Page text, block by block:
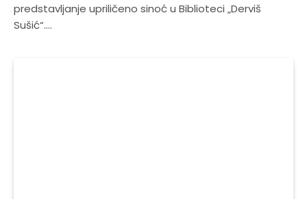
predstavljanje upriličeno sinoć u Biblioteci „Derviš
Sušić“.…